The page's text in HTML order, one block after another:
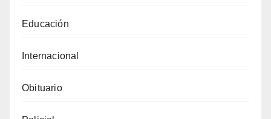
Educación
Internacional
Obituario